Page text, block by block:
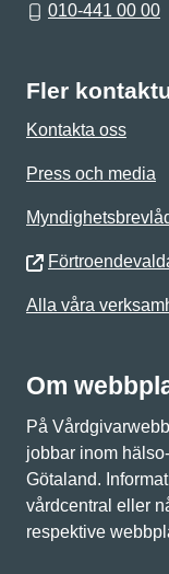
010-441 00 00
Fler
Kontakta oss
Press och media
Alla våra
Om
På
jobbar inom
Götaland.
vårdcentral eller
respektive